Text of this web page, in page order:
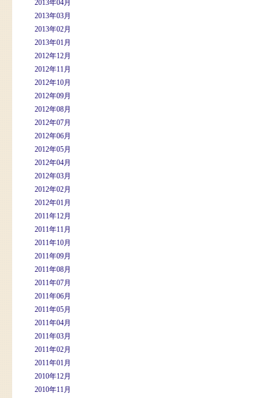
2013年04月
2013年03月
2013年02月
2013年01月
2012年12月
2012年11月
2012年10月
2012年09月
2012年08月
2012年07月
2012年06月
2012年05月
2012年04月
2012年03月
2012年02月
2012年01月
2011年12月
2011年11月
2011年10月
2011年09月
2011年08月
2011年07月
2011年06月
2011年05月
2011年04月
2011年03月
2011年02月
2011年01月
2010年12月
2010年11月